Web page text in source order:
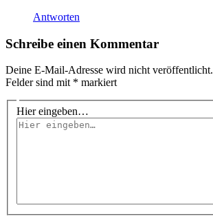
Antworten
Schreibe einen Kommentar
Deine E-Mail-Adresse wird nicht veröffentlicht.
Felder sind mit * markiert
Hier eingeben…